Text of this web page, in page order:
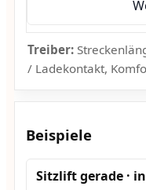
Treiber:
/ Ladekontakt,
Beispiele
Sitzlift gerade ·